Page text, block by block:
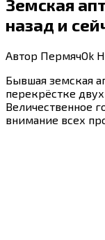
Земская
назад и
Автор ПермячOk
Бывшая земская
перекрёстке
Величественное
внимание всех